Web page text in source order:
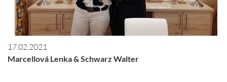
17.02.2021
Marcellová Lenka & Schwarz Walter